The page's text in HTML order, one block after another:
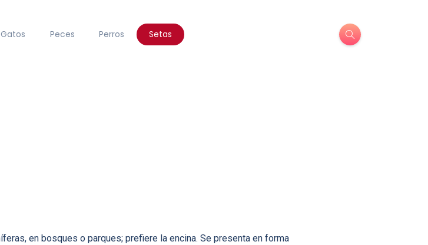
Gatos Peces Perros Setas
en bosques o parques; prefiere la encina. Se presenta en forma